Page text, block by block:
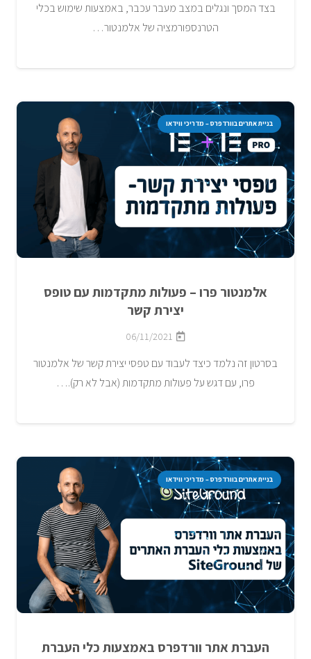
בצד המסך ונגלים במצב מעבר עכבר, באמצעות שימוש בכלי
הטרנספורמציה של אלמנטור…
בניית אתרים בוורדפרס – מדריכי ווידאו
אלמנטור פרו – פעולות מתקדמות עם טופס
יצירת קשר
06/11/2021
בסרטון זה נלמד כיצד לעבוד עם טפסי יצירת קשר של אלמנטור
פרו, עם דגש על פעולות מתקדמות (אבל לא רק).…
בניית אתרים בוורדפרס – מדריכי ווידאו
העברת אתר וורדפרס באמצעות כלי העברת